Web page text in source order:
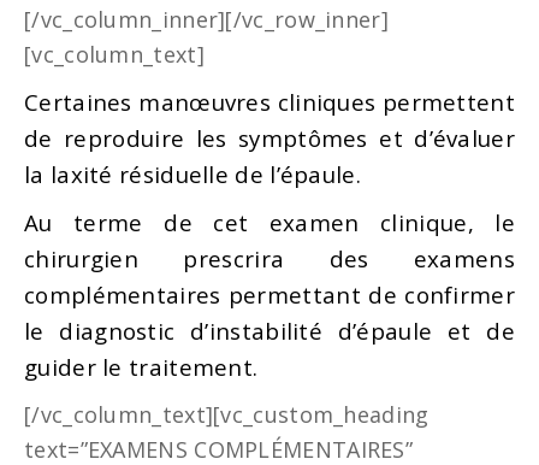
[/vc_column_inner][/vc_row_inner]
[vc_column_text]
Certaines manœuvres cliniques permettent
de reproduire les symptômes et d’évaluer
la laxité résiduelle de l’épaule.
Au terme de cet examen clinique, le
chirurgien prescrira des examens
complémentaires permettant de confirmer
le diagnostic d’instabilité d’épaule et de
guider le traitement.
[/vc_column_text][vc_custom_heading
text=”EXAMENS COMPLÉMENTAIRES”